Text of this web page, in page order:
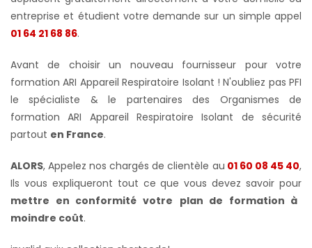
entreprise et étudient votre demande sur un simple appel
01 64 21 68 86.
Avant de choisir un nouveau fournisseur pour votre
formation ARI Appareil Respiratoire Isolant ! N'oubliez pas PFI
le spécialiste & le partenaires des Organismes de
formation ARI Appareil Respiratoire Isolant de sécurité
partout en France.
ALORS, Appelez nos chargés de clientèle au 01 60 08 45 40,
Ils vous expliqueront tout ce que vous devez savoir pour
mettre en conformité votre plan de formation à
moindre coût.